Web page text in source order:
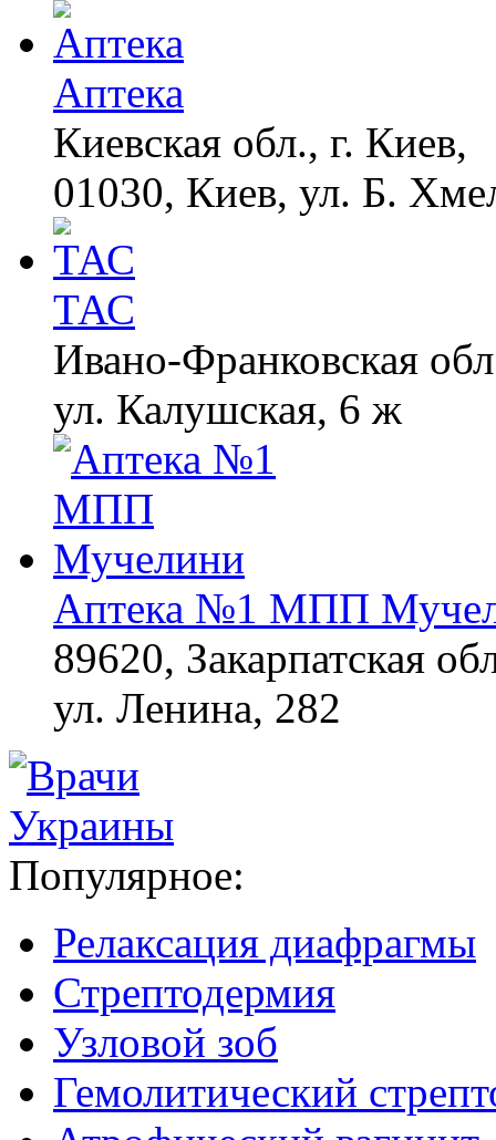
Аптека
Киевская обл., г. Киев,
01030, Киев, ул. Б.
ТАС
Ивано-Франковская
ул. Калушская, 6 ж
Аптека №1 МПП
89620, Закарпатская
ул. Ленина, 282
Популярное:
Релаксация диафрагмы
Стрептодермия
Узловой зоб
Гемолитический